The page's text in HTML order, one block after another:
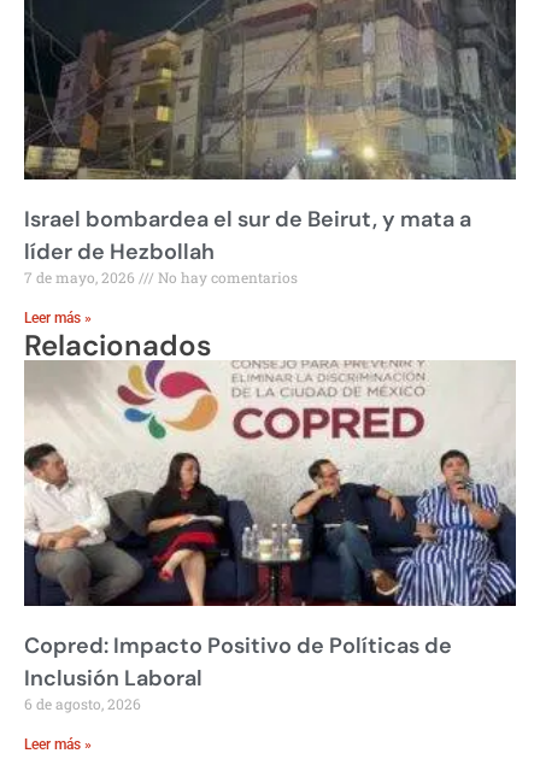
Israel bombardea el sur de Beirut, y mata a
líder de Hezbollah
7 de mayo, 2026 No hay comentarios
Leer más »
Relacionados
Copred: Impacto Positivo de Políticas de
Inclusión Laboral
6 de agosto, 2026
Leer más »